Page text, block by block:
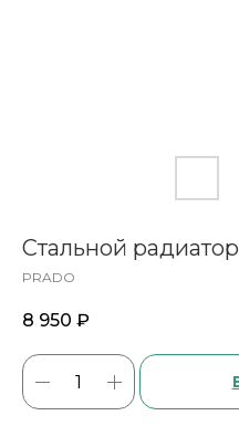
Стальной
PRADO
8 950 ₽